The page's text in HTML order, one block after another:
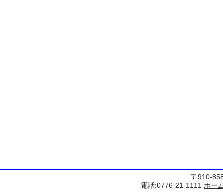
〒910-
電話:0776-21-1111 ホー